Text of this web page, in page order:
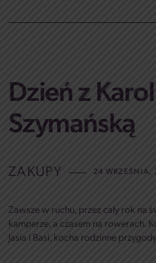
Dzień z
Szymańską
ZAKUPY 24 WRZEŚNIA,
Zawsze w ruchu, przez cały rok na
kamperze, a czasem na rowerach.
Jasia i Basi, kocha rodzinne